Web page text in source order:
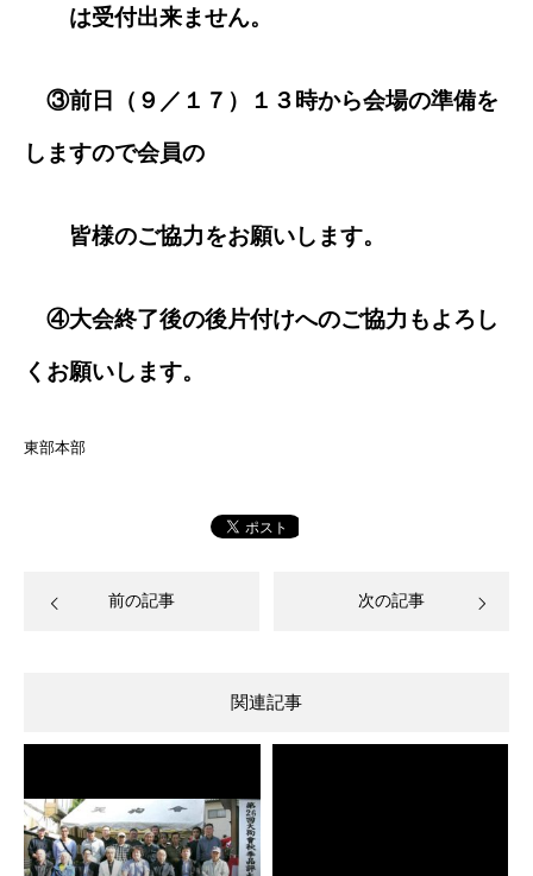
は受付出来ません。
③前日（９／１７）１３時から会場の準備を
しますので会員の
皆様のご協力をお願いします。
④大会終了後の後片付けへのご協力もよろし
くお願いします。
東部本部
前の記事 次の記事
関連記事